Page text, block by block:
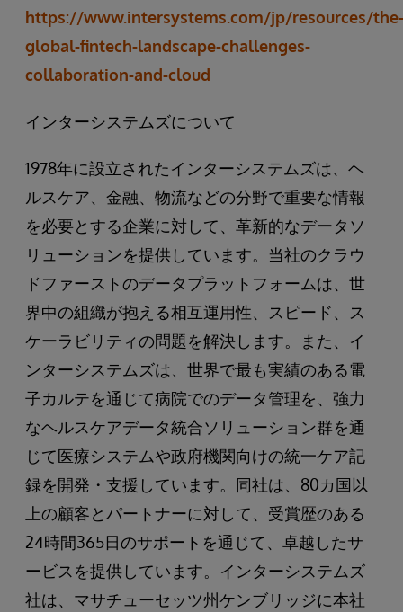
https://www.intersystems.com/jp/resources/the-
global-fintech-landscape-challenges-
collaboration-and-cloud
インターシステムズについて
1978年に設立されたインターシステムズは、ヘ
ルスケア、金融、物流などの分野で重要な情報
を必要とする企業に対して、革新的なデータソ
リューションを提供しています。当社のクラウ
ドファーストのデータプラットフォームは、世
界中の組織が抱える相互運用性、スピード、ス
ケーラビリティの問題を解決します。また、イ
ンターシステムズは、世界で最も実績のある電
子カルテを通じて病院でのデータ管理を、強力
なヘルスケアデータ統合ソリューション群を通
じて医療システムや政府機関向けの統一ケア記
録を開発・支援しています。同社は、80カ国以
上の顧客とパートナーに対して、受賞歴のある
24時間365日のサポートを通じて、卓越したサ
ービスを提供しています。インターシステムズ
社は、マサチューセッツ州ケンブリッジに本社